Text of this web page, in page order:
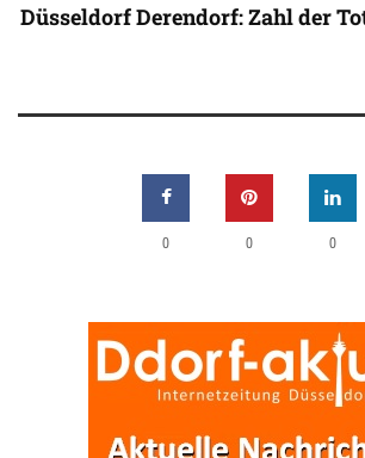
Düsseldorf Derendorf: Zahl der
0 0 0